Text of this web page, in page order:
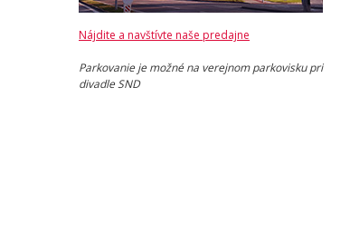
Nájdite a navštívte naše predajne
Parkovanie je možné na verejnom parkovisku pri
divadle SND